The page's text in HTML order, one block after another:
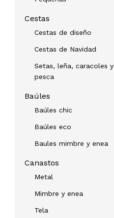
Cestas
Cestas de diseño
Cestas de Navidad
Setas, leña, caracoles y
pesca
Baúles
Baúles chic
Baúles eco
Baules mimbre y enea
Canastos
Metal
Mimbre y enea
Tela